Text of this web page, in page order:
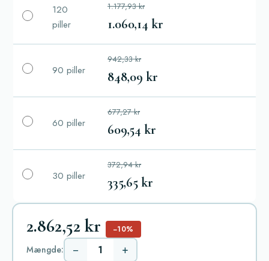
120
piller
1.177,93 kr
1.060,14 kr
90 piller
942,33 kr
848,09 kr
60 piller
677,27 kr
609,54 kr
30 piller
372,94 kr
335,65 kr
2.862,52 kr −10%
Mængde: − +